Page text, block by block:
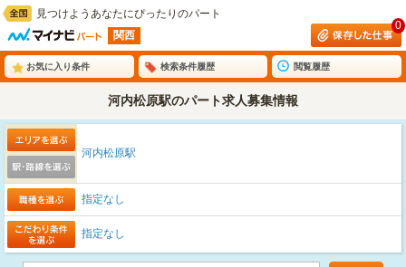
見つけようあなたにぴったりのパート
関西
0
お気に入り条件 検索条件履歴 閲覧履歴
河内松原駅のパート求人募集情報
河内松原駅
指定なし
指定なし